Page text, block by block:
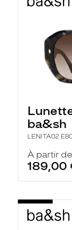
ba&sh
LENITA02
À partir de
189,00